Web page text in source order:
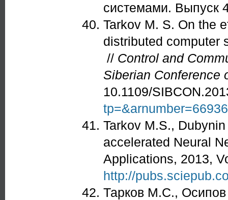
системами.
Tarkov M. S. On the
distributed computer
// Control and
Siberian Conference
10.1109/
Tarkov M.S.,
accelerated Neural
Applications, 2013,
http://
Тарков М.С.,